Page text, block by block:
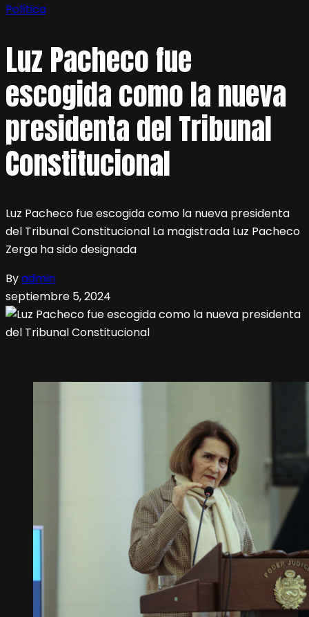
Política
Luz Pacheco fue
escogida como la nueva
presidenta del Tribunal
Constitucional
Luz Pacheco fue escogida como la nueva presidenta
del Tribunal Constitucional La magistrada Luz Pacheco
Zerga ha sido designada
Byadmin
septiembre 5, 2024